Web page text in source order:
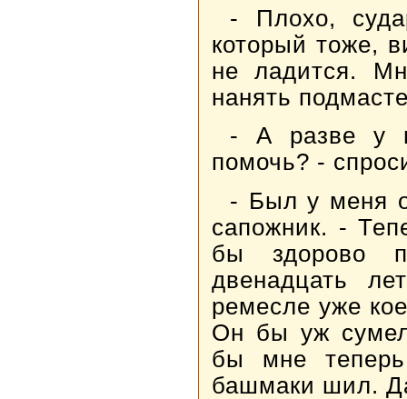
- Плохо,
который тоже,
не ладится.
нанять
- А разве у
помочь? -
- Был у меня
сапожник. -
бы здорово
двенадцать
ремесле уже
Он бы уж сумел
бы мне
башмаки шил.